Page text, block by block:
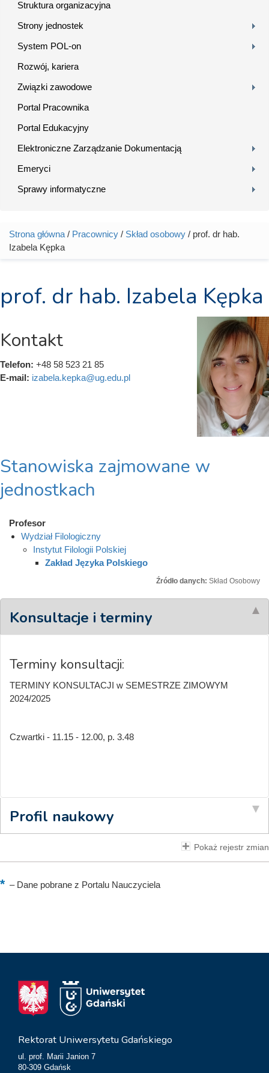
Struktura organizacyjna
Strony jednostek
System POL-on
Rozwój, kariera
Związki zawodowe
Portal Pracownika
Portal Edukacyjny
Elektroniczne Zarządzanie Dokumentacją
Emeryci
Sprawy informatyczne
Jesteś tutaj
Strona główna / Pracownicy / Skład osobowy / prof. dr hab.
Izabela Kępka
prof. dr hab. Izabela Kępka
Kontakt
Telefon: +48 58 523 21 85
E-mail: izabela.kepka@ug.edu.pl
Stanowiska zajmowane w
jednostkach
Profesor
Wydział Filologiczny
Instytut Filologii Polskiej
Zakład Języka Polskiego
Źródło danych: Skład Osobowy
Konsultacje i terminy
Terminy konsultacji:
TERMINY KONSULTACJI w SEMESTRZE ZIMOWYM
2024/2025
Czwartki - 11.15 - 12.00, p. 3.48
Profil naukowy
Pokaż rejestr zmian
–Dane pobrane z Portalu Nauczyciela
Rektorat Uniwersytetu Gdańskiego
ul. prof. Marii Janion 7
80-309 Gdańsk